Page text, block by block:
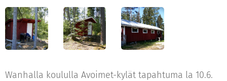
Wanhalla koululla Avoimet-kylät tapahtuma la 10.6.